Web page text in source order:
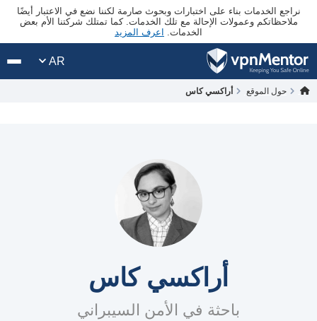
نراجع الخدمات بناء على اختبارات وبحوث صارمة لكننا نضع في الاعتبار أيضًا
ملاحظاتكم وعمولات الإحالة مع تلك الخدمات. كما تمتلك شركتنا الأم بعض
الخدمات. اعرف المزيد
AR
حول الموقع أراكسي كاس
أراكسي كاس
باحثة في الأمن السيبراني